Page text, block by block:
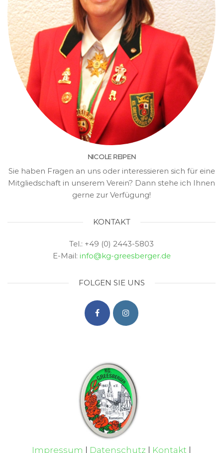
NICOLE REIPEN
Sie haben Fragen an uns oder interessieren sich für eine
Mitgliedschaft in unserem Verein? Dann stehe ich Ihnen
gerne zur Verfügung!
KONTAKT
Tel.: +49 (0) 2443-5803
E-Mail: info@kg-greesberger.de
FOLGEN SIE UNS
Impressum Datenschutz Kontakt